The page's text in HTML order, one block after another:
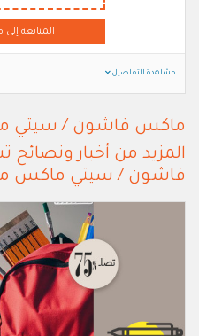
المتابعة
مشاهدة التفاصيل
ماكس فاشون / سيتي
المزيد من أخبار
فاشون / سيتي ماكس